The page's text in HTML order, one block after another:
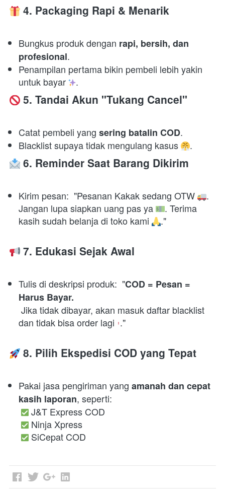
4. Packaging Rapi & Menarik
Bungkus produk dengan rapi, bersih, dan
profesional.
Penampilan pertama bikin pembeli lebih yakin
untuk bayar
.
5. Tandai Akun "Tukang Cancel"
Catat pembeli yang sering batalin COD.
Blacklist supaya tidak mengulang kasus
.
6. Reminder Saat Barang Dikirim
Kirim pesan:  "Pesanan Kakak sedang OTW
.
Jangan lupa siapkan uang pas ya
. Terima
kasih sudah belanja di toko kami
."
7. Edukasi Sejak Awal
Tulis di deskripsi produk:  "COD = Pesan =
Harus Bayar.
dan tidak bisa order lagi ."
8. Pilih Ekspedisi COD yang Tepat
Pakai jasa pengiriman yang amanah dan cepat
kasih laporan, seperti:
J&T Express COD
Ninja Xpress
SiCepat COD